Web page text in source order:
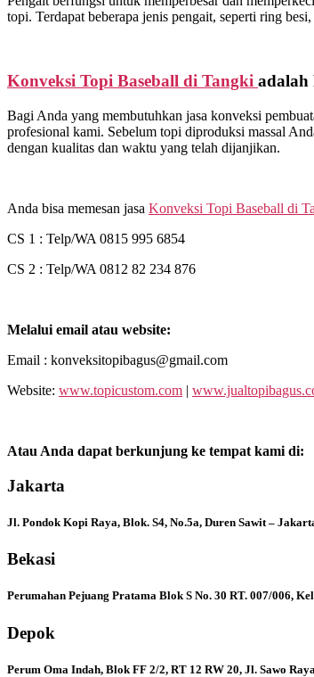
topi. Terdapat beberapa jenis pengait, seperti ring
Konveksi Topi Baseball di Tangki adalah
Bagi Anda yang membutuhkan jasa konveksi
profesional kami. Sebelum topi diproduksi massal
dengan kualitas dan waktu yang telah dijanjikan.
Anda bisa memesan jasa Konveksi Topi Baseball di
CS 1 : Telp/WA 0815 995 6854
CS 2 : Telp/WA 0812 82 234 876
Melalui email atau website:
Email : konveksitopibagus@gmail.com
Website: www.topicustom.com |
Atau Anda dapat berkunjung ke tempat kami di:
Jakarta
Jl. Pondok Kopi Raya, Blok. S4, No.5a, Duren Sawit –
Bekasi
Perumahan Pejuang Pratama Blok S No. 30 RT. 007/006,
Depok
Perum Oma Indah, Blok FF 2/2, RT 12 RW 20, Jl. Sawo